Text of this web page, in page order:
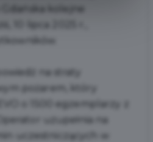
10 lipca 2025 r.,
na straty
pożarem, który
o 1500 egzemplarzy z
uzupełnia na
uczestniczących w